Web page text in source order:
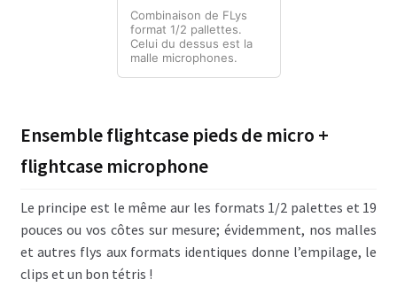
Combinaison de FLys
format 1/2 pallettes.
Celui du dessus est la
malle microphones.
Ensemble flightcase pieds de micro +
flightcase microphone
Le principe est le même aur les formats 1/2 palettes et 19
pouces ou vos côtes sur mesure; évidemment, nos malles
et autres flys aux formats identiques donne l’empilage, le
clips et un bon tétris !